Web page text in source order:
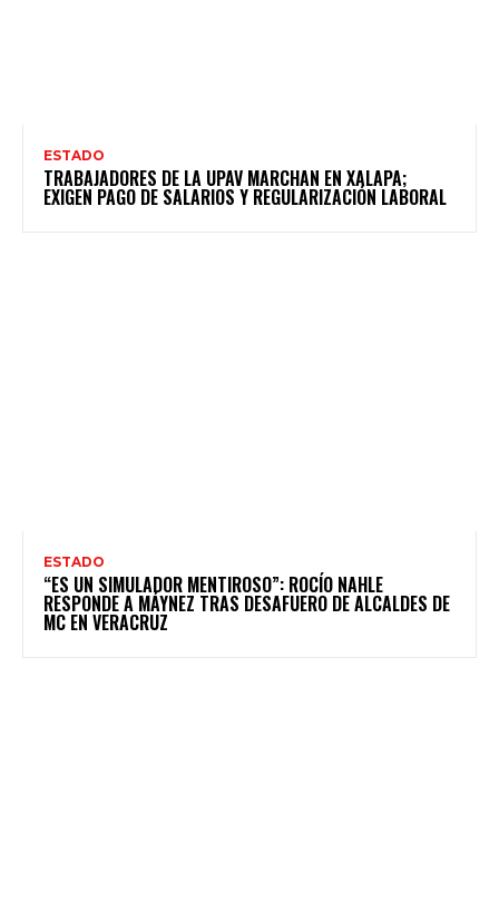
ESTADO
TRABAJADORES DE LA UPAV MARCHAN EN XALAPA;
EXIGEN PAGO DE SALARIOS Y REGULARIZACIÓN LABORAL
ESTADO
“ES UN SIMULADOR MENTIROSO”: ROCÍO NAHLE
RESPONDE A MÁYNEZ TRAS DESAFUERO DE ALCALDES DE
MC EN VERACRUZ